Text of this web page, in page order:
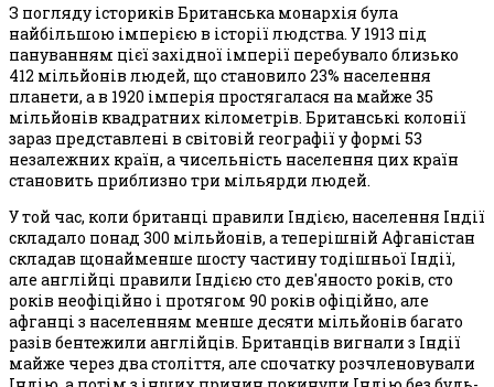
З погляду істориків Британська монархія була
найбільшою імперією в історії людства. У 1913 під
пануванням цієї західної імперії перебувало близько
412 мільйонів людей, що становило 23% населення
планети, а в 1920 імперія простягалася на майже 35
мільйонів квадратних кілометрів. Британські колонії
зараз представлені в світовій географії у формі 53
незалежних країн, а чисельність населення цих країн
становить приблизно три мільярди людей.
У той час, коли британці правили Індією, населення Індії
складало понад 300 мільйонів, а теперішній Афганістан
складав щонайменше шосту частину тодішньої Індії,
але англійці правили Індією сто дев'яносто років, сто
років неофіційно і протягом 90 років офіційно, але
афганці з населенням менше десяти мільйонів багато
разів бентежили англійців. Британців вигнали з Індії
майже через два століття, але спочатку розчленовували